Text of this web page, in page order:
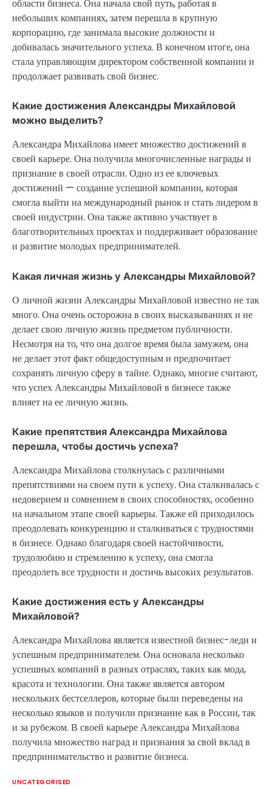
области бизнеса. Она начала свой путь, работая в
небольших компаниях, затем перешла в крупную
корпорацию, где занимала высокие должности и
добивалась значительного успеха. В конечном итоге, она
стала управляющим директором собственной компании и
продолжает развивать свой бизнес.
Какие достижения Александры Михайловой
можно выделить?
Александра Михайлова имеет множество достижений в
своей карьере. Она получила многочисленные награды и
признание в своей отрасли. Одно из ее ключевых
достижений — создание успешной компании, которая
смогла выйти на международный рынок и стать лидером в
своей индустрии. Она также активно участвует в
благотворительных проектах и поддерживает образование
и развитие молодых предпринимателей.
Какая личная жизнь у Александры Михайловой?
О личной жизни Александры Михайловой известно не так
много. Она очень осторожна в своих высказываниях и не
делает свою личную жизнь предметом публичности.
Несмотря на то, что она долгое время была замужем, она
не делает этот факт общедоступным и предпочитает
сохранять личную сферу в тайне. Однако, многие считают,
что успех Александры Михайловой в бизнесе также
влияет на ее личную жизнь.
Какие препятствия Александра Михайлова
перешла, чтобы достичь успеха?
Александра Михайлова столкнулась с различными
препятствиями на своем пути к успеху. Она сталкивалась с
недоверием и сомнением в своих способностях, особенно
на начальном этапе своей карьеры. Также ей приходилось
преодолевать конкуренцию и сталкиваться с трудностями
в бизнесе. Однако благодаря своей настойчивости,
трудолюбию и стремлению к успеху, она смогла
преодолеть все трудности и достичь высоких результатов.
Какие достижения есть у Александры
Михайловой?
Александра Михайлова является известной бизнес-леди и
успешным предпринимателем. Она основала несколько
успешных компаний в разных отраслях, таких как мода,
красота и технологии. Она также является автором
нескольких бестселлеров, которые были переведены на
несколько языков и получили признание как в России, так
и за рубежом. В своей карьере Александра Михайлова
получила множество наград и признания за свой вклад в
предпринимательство и развитие бизнеса.
UNCATEGORISED